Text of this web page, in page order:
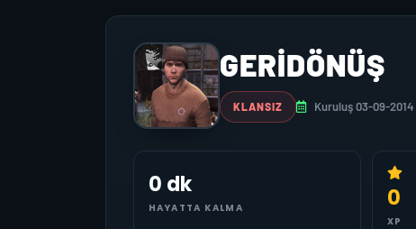
GERIDÖNÜŞ
KLANSIZ Kuruluş 03-09-2014
0 dk
HAYATTA KALMA 0
XP